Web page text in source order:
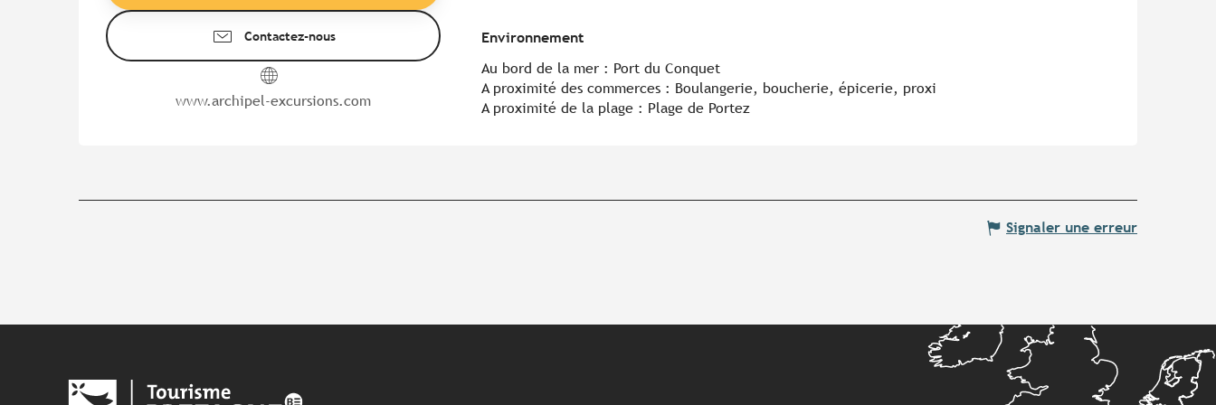
Contactez-nous
www.archipel-excursions.com
Environnement
Environnement
Au bord de la mer : Port du Conquet
A proximité des commerces : Boulangerie, boucherie, épicerie, proxi
A proximité de la plage : Plage de Portez
Signaler une erreur